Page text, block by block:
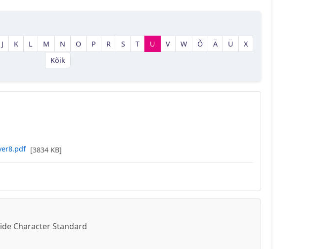
J K L M N O P R S T U V W Õ Ä Ü
X
Kõik
[3834 KB]
Character Standard